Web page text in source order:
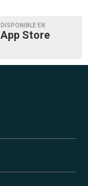
DISPONIBLE EN
App Store